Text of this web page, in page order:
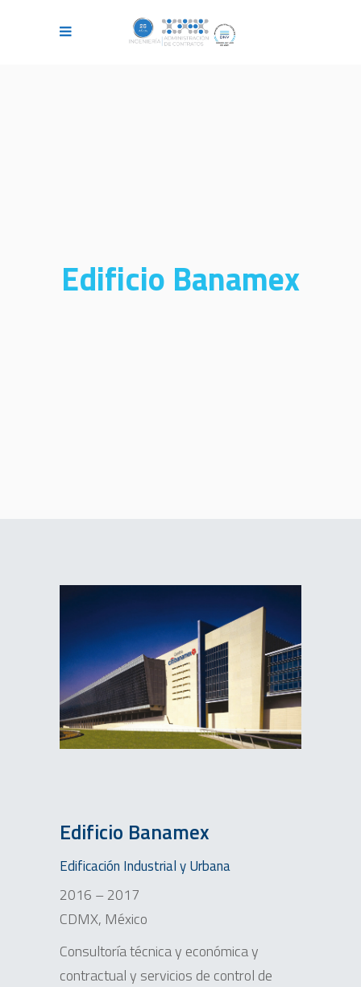
Edificio Banamex
Edificio Banamex
Edificación Industrial y Urbana
2016 – 2017
CDMX, México
Consultoría técnica y económica y
contractual y servicios de control de